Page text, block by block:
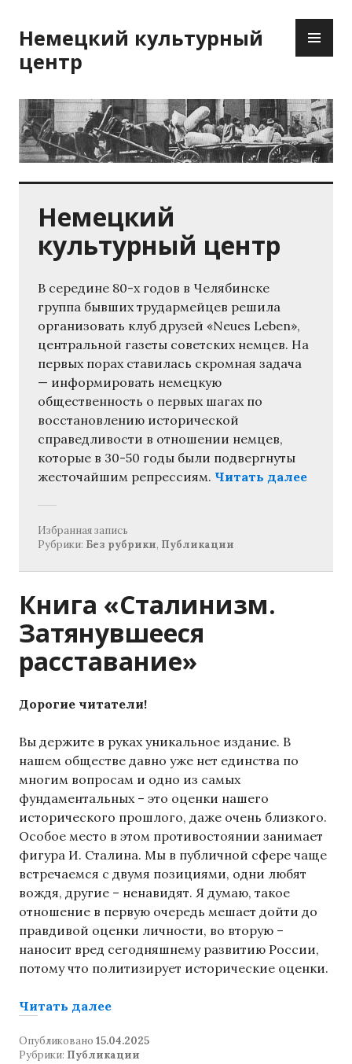
к
содержимому
Немецкий культурный
центр
Немецкий
культурный центр
В середине 80-х годов в Челябинске
группа бывших трудармейцев решила
организовать клуб друзей «Neues Leben»,
центральной газеты советских немцев. На
первых порах ставилась скромная задача
— информировать немецкую
общественность о первых шагах по
восстановлению исторической
справедливости в отношении немцев,
которые в 30-50 годы были подвергнуты
жесточайшим репрессиям. Читать далее
Избранная запись
Рубрики: Без рубрики, Публикации
Книга «Сталинизм.
Затянувшееся
расставание»
Дорогие читатели!
Вы держите в руках уникальное издание. В
нашем обществе давно уже нет единства по
многим вопросам и одно из самых
фундаментальных – это оценки нашего
исторического прошлого, даже очень близкого.
Особое место в этом противостоянии занимает
фигура И. Сталина. Мы в публичной сфере чаще
встречаемся с двумя позициями, одни любят
вождя, другие – ненавидят. Я думаю, такое
отношение в первую очередь мешает дойти до
правдивой оценки личности, во вторую –
наносит вред сегодняшнему развитию России,
потому что политизирует исторические оценки.
Читать далее«Книга «Сталинизм. Затянувшееся
Опубликовано 15.04.2025
Рубрики: Публикации